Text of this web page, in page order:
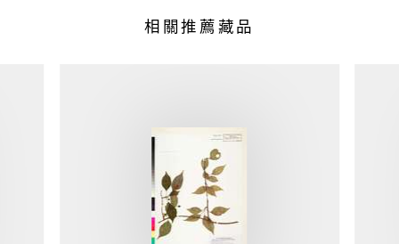
相關推薦藏品